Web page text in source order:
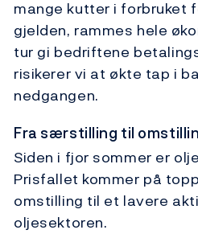
mange kutter i forbruket
gjelden, rammes hele
tur gi bedriftene
risikerer vi at økte tap i
nedgangen.
Fra særstilling til
Siden i fjor sommer er
Prisfallet kommer på
omstilling til et lavere
oljesektoren.